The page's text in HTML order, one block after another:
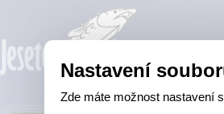
Nastavení
Zde máte možnost nastavení